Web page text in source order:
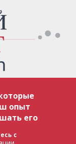
праве и
использование
В случае полного
rusaccent.ch,
заимствованный
являются
опыт
его
с